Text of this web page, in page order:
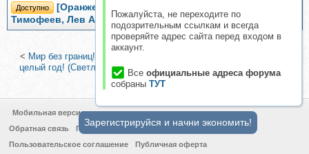
Пожалуйста, не переходите по
подозрительным ссылкам и всегда
проверяйте адрес сайта перед входом в
аккаунт.
Все официальные адреса форума
собраны ТУТ
Доступно
[Оранжевый гид] Италия Путеводитель (Игорь
Тимофеев, Лев Арье)
< Мир без границ! Как путешествовать много и не копить на это
целый год! (Светлана Гладкова) |
Канада. Индекс лучшей жизни
(Елена Коротаева)>
Мобильная версия
Обратная связь
Политика конфиденциальности
Пользовательское соглашение
Публичная оферта
Зарегистрируйся и начни экономить!